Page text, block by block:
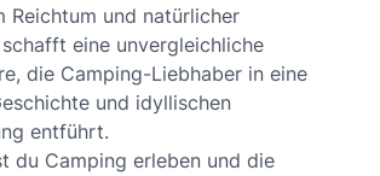
Reichtum und natürlicher
eine unvergleichliche
die Camping-Liebhaber in eine
und idyllischen
entführt.
du Camping erleben und die